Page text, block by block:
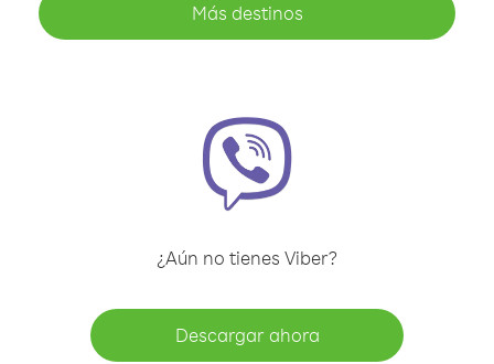
Más destinos
¿Aún no tienes Viber?
Descargar ahora